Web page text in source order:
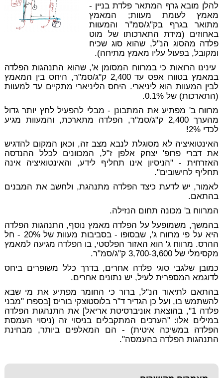
להלן מובא גרף המתאר פלדת בניין -
מאמץ לעומת מעוות; המאמץ
מתואר בגרף בק"ג/סמ"ר והמעוות
באחוזים (מידת התארכותו של מוט
פלדה מהסוג הנ"ל, שהוא סוג שכיח
ומקובל, בפעול עליו מאמץ מתיחה).
עינינו הרואות כי במרווח המסומן א', שהוא התנהגות הפלדה
במאמץ בטווח אפס עד 2,400 ק"ג/סמ"ר, היחס בין המאמץ
לבין המעוות הוא ליניארי. היחס הליניארי מתקיים עד למעוות
(התארכות) של 0.1%.
מרווח ב' מפתיע את המתבונן - מבלי להפעיל לחץ יותר גדול
מהערך 2,400 ק"ג/סמ"ר, הפלדה מתארכת, והמעוות מגיע
לכדי 2%!
האינטואיציה לא מסוגלת לנבא מצב זה, וכאן המקום להדגיש
את דברי פרופ' יצחק אלפן ז"ל, המכוונים לכלל ההנדסה
האזרחית - "הניסיון אינו תחליף לידע, והאינטואיציה אינה
תחליף לחישובים".
לאמור, ישלדעת כיצד הפלדה מתנהגת, ולחשבאת המבנים
בהתאם.
המרווח ב' מכונה תחום הנזילה.
בהמשך, משמופעל על הפלדה מאמץ נוסף, התנהגות הפלדה
היא על פי מרווח ג', שבסופו - בסביבות מעוות של 20% - חל
ההרס. מרווח ג' הוא האזור הפלסטי, בו הפלדה מגיעה למאמץ
מקסימלי של 3,700-3,600 ק"ג/סמ"ר.
כמובן שלגבי סוגי פלדה אחרים, בדרך כלל משופרים ביחס
לדוגמא המספרית לעיל, יש נתונים אחרים.
בהתאם לתיאור הנ"ל, ברור כי החומר מפתיע את מי שבא
להשתמש בו, ועל כן הגדיר ד"ר בלוסטוצקי בוריס [בספרו "מבני
פלדה 1", בהוצאת אוניברסיטת אריאל] את התנהגות הפלדה
במילים אלו: "הערכים המתקבלים בניסוי זה (ניסוי העמסת
הפלדה במשיכה איטית) - הם המאלפים ביותר, מבחינת
התנהגות הפלדה בהעמסה".